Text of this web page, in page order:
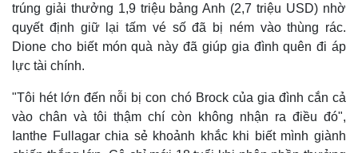
trúng giải thưởng 1,9 triệu bảng Anh (2,7 triệu USD) nhờ
quyết định giữ lại tấm vé số đã bị ném vào thùng rác.
Dione cho biết món quà này đã giúp gia đình quên đi áp
lực tài chính.
"Tôi hét lớn đến nỗi bị con chó Brock của gia đình cắn cả
vào chân và tôi thậm chí còn không nhận ra điều đó",
Ianthe Fullagar chia sẻ khoảnh khắc khi biết mình giành